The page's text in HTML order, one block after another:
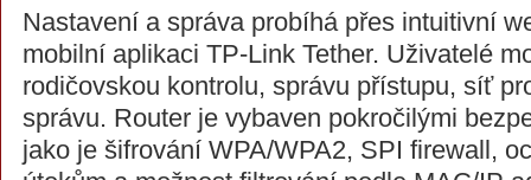
Nastavení a správa probíhá přes intuitivní
mobilní aplikaci TP-Link Tether. Uživatelé
rodičovskou kontrolu, správu přístupu, síť
správu. Router je vybaven pokročilými
jako je šifrování WPA/WPA2, SPI firewall,